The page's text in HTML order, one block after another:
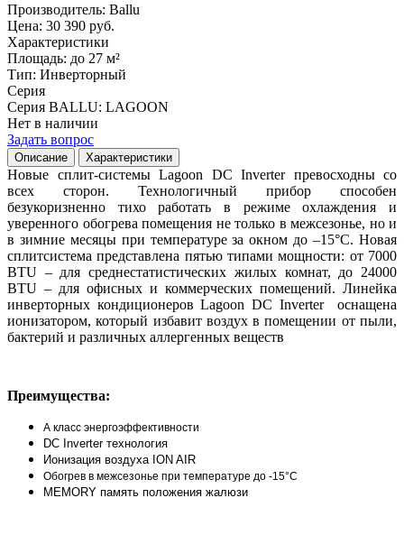
Производитель: Ballu
Цена: 30 390 руб.
Характеристики
Площадь: до 27 м²
Тип: Инверторный
Серия
Серия BALLU: LAGOON
Нет в наличии
Задать вопрос
Описание Характеристики
Новые сплит-сиcтемы Lagoon DC Inverter превосходны со
всех сторон. Технологичный прибор способен
безукоризненно тихо работать в режиме охлаждения и
уверенного обогрева помещения не только в межсезонье, но и
в зимние месяцы при температуре за окном до –15°С. Новая
сплитсистема представлена пятью типами мощности: от 7000
BTU – для среднестатистических жилых комнат, до 24000
BTU – для офисных и коммерческих помещений. Линейка
инверторных кондиционеров Lagoon DC Inverter оснащена
ионизатором, который избавит воздух в помещении от пыли,
бактерий и различных аллергенных веществ
Преимущества:
А класс энергоэффективности
DC Inverter технология
Ионизация воздуха ION AIR
Обогрев в межсезонье при температуре до -15°С
MEMORY память положения жалюзи